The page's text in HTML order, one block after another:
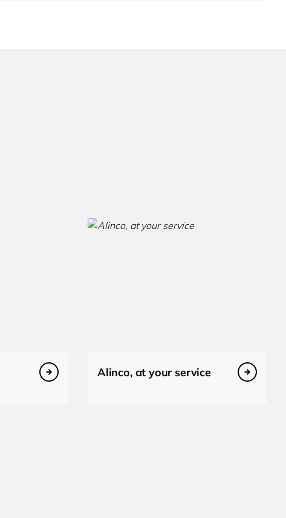
Alinco, at your service